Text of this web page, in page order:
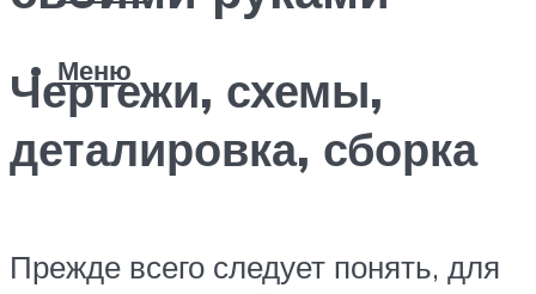
Меню
Чертежи, схемы,
деталировка, сборка
Прежде всего следует понять, для